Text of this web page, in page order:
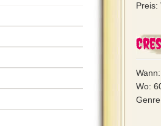
Preis:
Wo: